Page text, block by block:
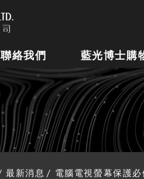
聯絡我們 藍光博士購
最新消息 電腦電視螢幕保護